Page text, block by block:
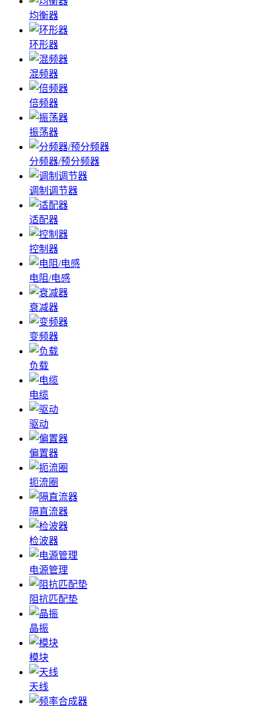
均衡器
环形器
混频器
倍频器
振荡器
分频器/预分频器
调制调节器
适配器
控制器
电阻/电感
衰减器
变频器
负载
电缆
驱动
偏置器
扼流圈
隔直流器
检波器
电源管理
阻抗匹配垫
晶振
模块
天线